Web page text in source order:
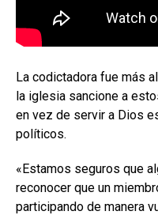
La codictadora fue más
la iglesia sancione a
en vez de servir a Dios
políticos.
«Estamos seguros que
reconocer que un
participando de manera